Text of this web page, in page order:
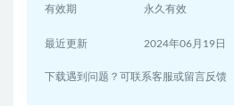
有效期 永久有效
最近更新 2024年06月19日
下载遇到问题？可联系客服或留言反馈